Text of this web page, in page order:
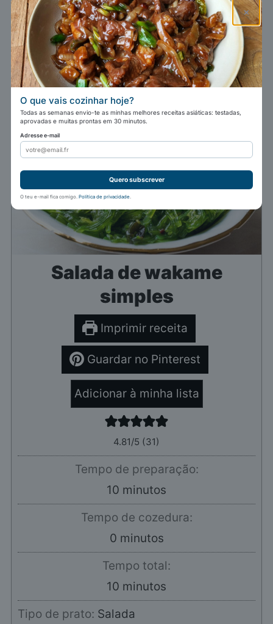
asiáticos e a quem procura novas
aventuras culinárias.
Salada de wakame
simples
Imprimir receita
Guardar no Pinterest
Adicionar à minha lista
4.81/5 (31)
Tempo de preparação:
10 minutos
minutos
Tempo de cozedura:
0minutos
minutos
Tempo total:
10 minutos
minutos
Tipo de prato: Salada
×
O que vais cozinhar hoje?
Todas as semanas envio-te as minhas melhores receitas asiáticas: testadas,
aprovadas e muitas prontas em 30 minutos.
Adresse e-mail
Quero subscrever
O teu e-mail fica comigo. Política de privacidade.